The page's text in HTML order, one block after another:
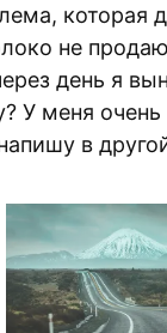
которая
не
день я
У меня очень
в